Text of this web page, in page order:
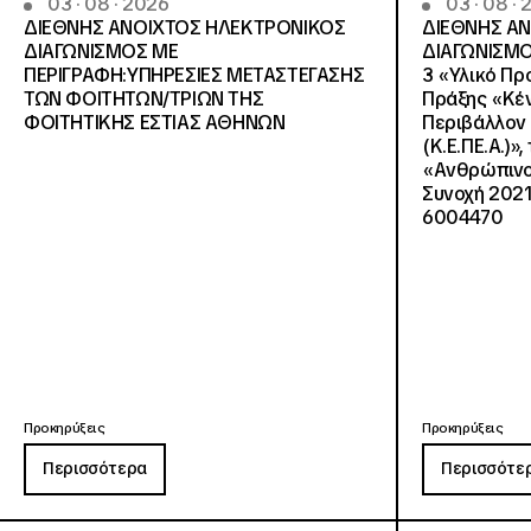
ΔΙΕΘΝΗΣ ΑΝΟΙΧΤΟΣ ΗΛΕΚΤΡΟΝΙΚΟΣ
ΔΙΑΓΩΝΙΣΜΟΣ ΜΕ
ΠΕΡΙΓΡΑΦΗ:ΥΠΗΡΕΣΙΕΣ METAΣΤΕΓΑΣΗΣ
ΤΩΝ ΦΟΙΤΗΤΩΝ/ΤΡΙΩΝ ΤΗΣ
ΦΟΙΤΗΤΙΚΗΣ ΕΣΤΙΑΣ ΑΘΗΝΩΝ
Προκηρύξεις
Περισσότερα
ΔΙΕΘΝΗΣ
3 «Υλικό
Πράξης
Περιβάλλον
«Ανθρώπινο
Συνοχή
6004470
Προκηρύξεις